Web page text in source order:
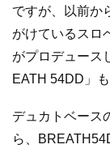
ですが、以前か
がけているスロ
がプロデュース
EATH 54DD」
デュカトベース
ら、